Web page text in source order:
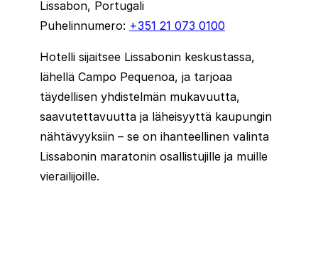
Lissabon, Portugali
Puhelinnumero: +351 21 073 0100
Hotelli sijaitsee Lissabonin keskustassa,
lähellä Campo Pequenoa, ja tarjoaa
täydellisen yhdistelmän mukavuutta,
saavutettavuutta ja läheisyyttä kaupungin
nähtävyyksiin – se on ihanteellinen valinta
Lissabonin maratonin osallistujille ja muille
vierailijoille.